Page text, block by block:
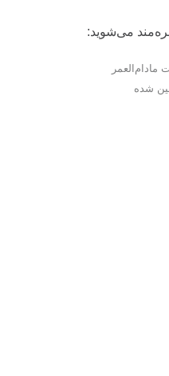
می‌شوید: